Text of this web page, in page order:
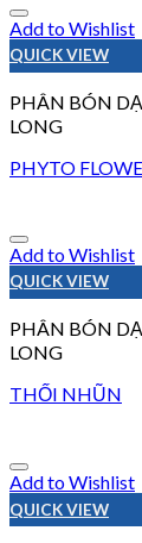
Add to Wishlist
QUICK VIEW
PHÂN BÓN
LONG
PHYTO
Add to Wishlist
QUICK VIEW
PHÂN BÓN
LONG
THỐI NHŨN
Add to Wishlist
QUICK VIEW